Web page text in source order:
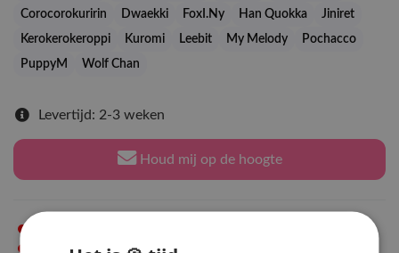
Corocorokuririn
Dwaekki FoxI.Ny Han Quokka
Jiniret
Kerokerokeroppi
Kuromi Leebit My Melody
Pochacco
PuppyM
Wolf Chan
Levertijd: 2-3 weken
Houd mij op de hoogte
Niet op voorraad in Amsterdam